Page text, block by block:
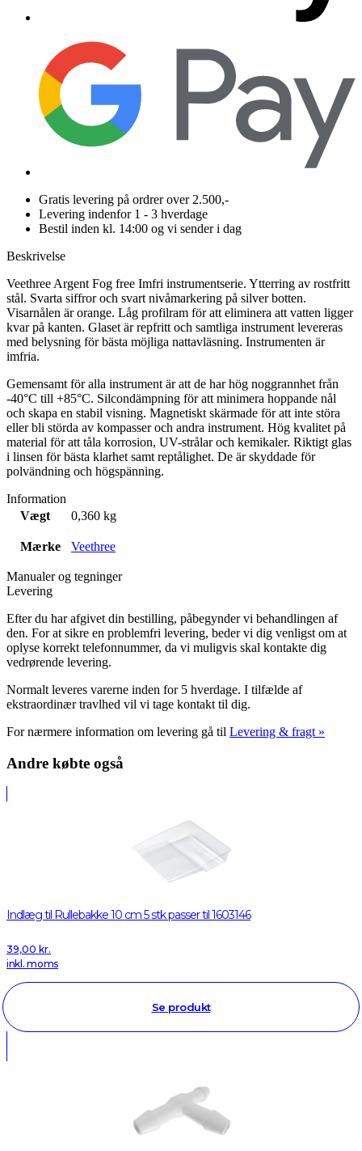
Gratis levering på ordrer over 2.500,-
Levering indenfor 1 - 3 hverdage
Bestil inden kl. 14:00 og vi sender i dag
Beskrivelse
Veethree Argent Fog free Imfri instrumentserie. Ytterring av rostfritt
stål. Svarta siffror och svart nivåmarkering på silver botten.
Visarnålen är orange. Låg profilram för att eliminera att vatten ligger
kvar på kanten. Glaset är repfritt och samtliga instrument levereras
med belysning för bästa möjliga nattavläsning. Instrumenten är
imfria.
Gemensamt för alla instrument är att de har hög noggrannhet från
-40°C till +85°C. Silcondämpning för att minimera hoppande nål
och skapa en stabil visning. Magnetiskt skärmade för att inte störa
eller bli störda av kompasser och andra instrument. Hög kvalitet på
material för att tåla korrosion, UV-strålar och kemikaler. Riktigt glas
i linsen för bästa klarhet samt reptålighet. De är skyddade för
polvändning och högspänning.
Information
Vægt
0,360 kg
Mærke Veethree
Manualer og tegninger
Levering
Efter du har afgivet din bestilling, påbegynder vi behandlingen af
den. For at sikre en problemfri levering, beder vi dig venligst om at
oplyse korrekt telefonnummer, da vi muligvis skal kontakte dig
vedrørende levering.
Normalt leveres varerne inden for 5 hverdage. I tilfælde af
ekstraordinær travlhed vil vi tage kontakt til dig.
For nærmere information om levering gå til Levering & fragt »
Andre købte også
Indlæg til Rullebakke 10 cm 5 stk passer til 1603146
39,00 kr.
inkl. moms
Se produkt